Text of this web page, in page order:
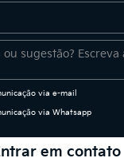
via e-mail
via Whatsapp
em contato